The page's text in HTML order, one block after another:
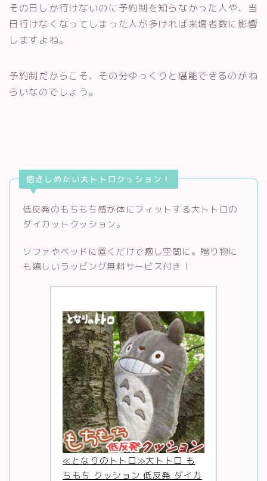
その日しか行けないのに予約制を知らなかった人や、当
日行けなくなってしまった人が多ければ来場者数に影響
しますよね。
予約制だからこそ、その分ゆっくりと堪能できるのがね
らいなのでしょう。
抱きしめたい大トトロクッション！
低反発のもちもち感が体にフィットする大トトロの
ダイカットクッション。
ソファやベッドに置くだけで癒し空間に。贈り物に
も嬉しいラッピング無料サービス付き！
≪となりのトトロ≫大トトロ も
ちもち クッション 低反発 ダイカ